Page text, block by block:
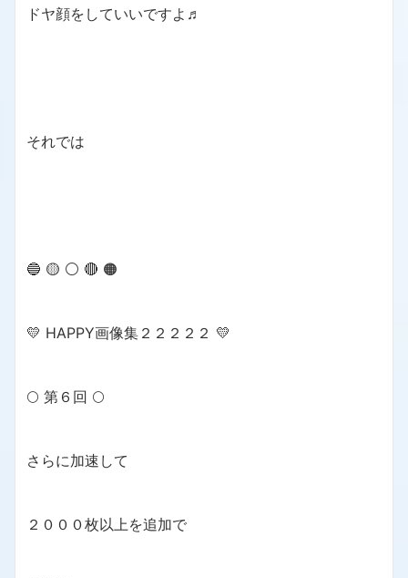
ドヤ顔をしていいですよ♬
それでは
🔵 🟡 ⚪️ 🔴 🟠
💛 HAPPY画像集２２２２２ 💛
🌕 第６回 🌕
さらに加速して
２０００枚以上を追加で